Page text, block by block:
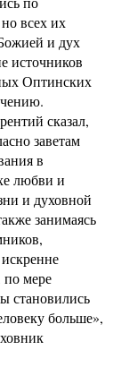
всех их
и дух
источников
Оптинских
сказал,
заветам
в
любви и
и духовной
занимаясь
по мере
становились
больше»,